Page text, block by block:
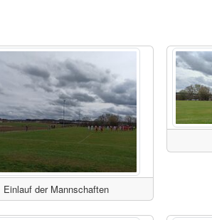
Einlauf der Mannschaften